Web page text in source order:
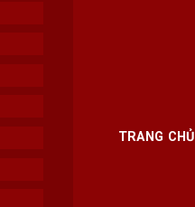
TRANG CHỦ